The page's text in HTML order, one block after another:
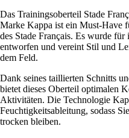
Das Trainingsoberteil Stade
Marke Kappa ist ein Must-Have
des Stade Français. Es wurde
entworfen und vereint Stil und
dem Feld.
Dank seines taillierten Schnitts
bietet dieses Oberteil optimalen
Aktivitäten. Die Technologie
Feuchtigkeitsableitung, sodass
trocken bleiben.